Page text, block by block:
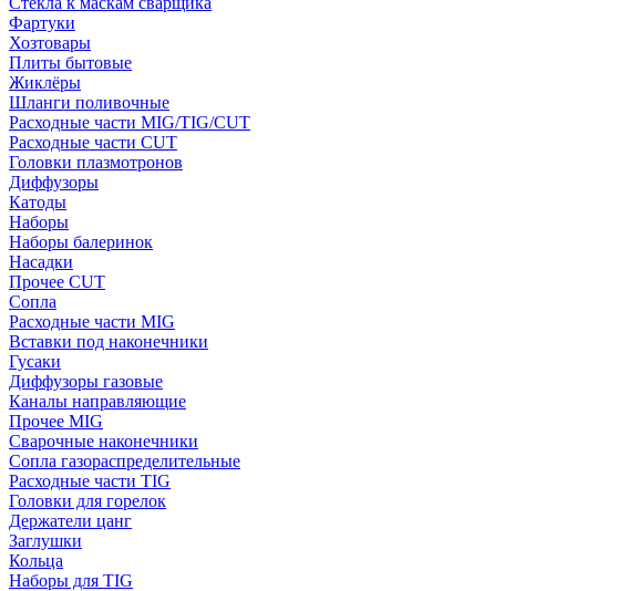
Фартуки
Хозтовары
Плиты бытовые
Жиклёры
Шланги поливочные
Расходные части MIG/TIG/CUT
Расходные части CUT
Головки плазмотронов
Диффузоры
Катоды
Наборы
Наборы балеринок
Насадки
Прочее CUT
Сопла
Расходные части MIG
Вставки под наконечники
Гусаки
Диффузоры газовые
Каналы направляющие
Прочее MIG
Сварочные наконечники
Сопла газораспределительные
Расходные части TIG
Головки для горелок
Держатели цанг
Заглушки
Кольца
Наборы для TIG